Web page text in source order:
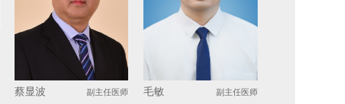
王勇 副主任医师 车峥 副主任医师